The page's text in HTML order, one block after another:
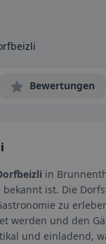
Bewertungen
in
bekannt ist. Die
zu
werden und den
und einladend,